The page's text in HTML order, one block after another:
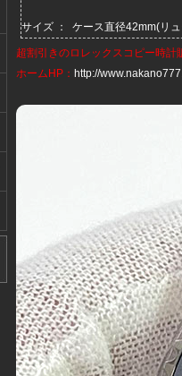
サイズ ： ケース直径42mm(リ
超割引きのロレックスコピー時計
ホームHP： http://